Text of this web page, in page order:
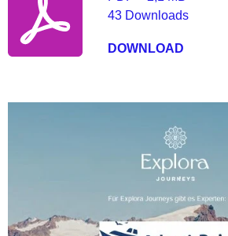
43 Downloads
DOWNLOAD